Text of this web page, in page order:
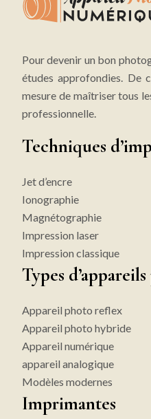
Pour devenir un bon
études approfondies. De
mesure de maîtriser tous
professionnelle.
Techniques
Jet d’encre
Ionographie
Magnétographie
Impression laser
Impression classique
Types
Appareil photo reflex
Appareil photo hybride
Appareil numérique
appareil analogique
Modèles modernes
Imprimantes